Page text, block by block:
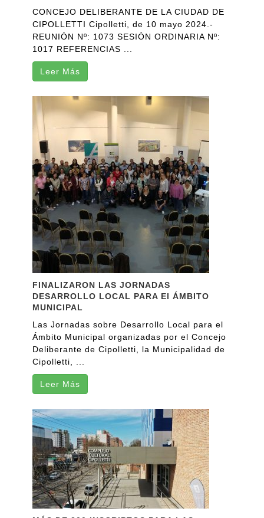
CONCEJO DELIBERANTE DE LA CIUDAD DE
CIPOLLETTI Cipolletti, de 10 mayo 2024.-
REUNIÓN Nº: 1073 SESIÓN ORDINARIA Nº:
1017 REFERENCIAS ...
Leer Más
FINALIZARON LAS JORNADAS
DESARROLLO LOCAL PARA El ÁMBITO
MUNICIPAL
Las Jornadas sobre Desarrollo Local para el
Ámbito Municipal organizadas por el Concejo
Deliberante de Cipolletti, la Municipalidad de
Cipolletti, ...
Leer Más